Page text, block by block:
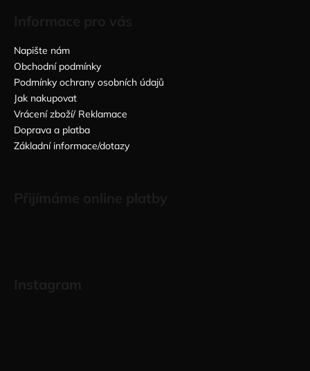
Napište nám
Obchodní podmínky
Podmínky ochrany osobních údajů
Jak nakupovat
Vrácení zboží/ Reklamace
Doprava a platba
Základní informace/dotazy